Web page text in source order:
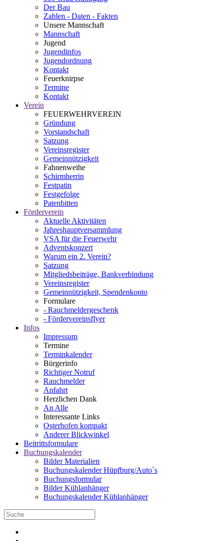
Der Bau
Zahlen - Daten - Fakten
Unsere Mannschaft
Mannschaft
Jugend
Jugendinfos
Jugendordnung
Kontakt
Feuerknirpse
Termine
Kontakt
Verein
FEUERWEHRVEREIN
Gründung
Vorstandschaft
Satzung
Vereinsregister
Gemeinnützigkeit
Fahnenweihe
Schirmherrin
Festpatin
Festgefolge
Patenbitten
Förderverein
Aktuelle Aktivitäten
Jahreshauptversammlung
VSA für die Feuerwehr
Adventskonzert
Warum ein 2. Verein?
Satzung
Mitgliedsbeiträge, Bankverbindung
Vereinsregister
Gemeinnützigkeit, Spendenkonto
Formulare
- Rauchmeldergeschenk
- Fördervereinsflyer
Infos
Impressum
Termine
Terminkalender
Bürgerinfo
Richtiger Notruf
Rauchmelder
Anfahrt
Herzlichen Dank
An Alle
Interessante Links
Osterhofen kompakt
Anderer Blickwinkel
Beitrittsformulare
Buchungskalender
Bilder Materialien
Buchungskalender Hüpfburg/Auto`s
Buchungsformular
Bilder Kühlanhänger
Buchungskalender Kühlanhänger